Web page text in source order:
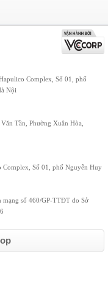
Complex, Số 01, phố
Nội
Tần, Phường Xuân Hòa,
Complex, Số 01, phố Nguyễn Huy
mạng số 460/GP-TTĐT do Sở